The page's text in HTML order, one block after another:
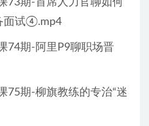
73期-首席人力官聊如何
面试④.mp4
74期-阿里P9聊职场晋
75期-柳旗教练的专治“迷